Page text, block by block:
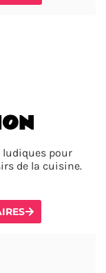
ludiques pour
de la cuisine.